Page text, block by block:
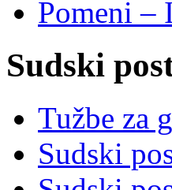
Pomeni –
Sudski
Tužbe za
Sudski